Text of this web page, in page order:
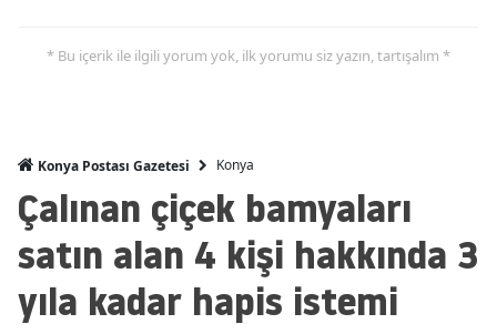
Nevşehir
Niğde
Ordu
* Bu içerik ile ilgili yorum yok, ilk yorumu siz yazın, tartışalım *
Konya Postası Gazetesi Konya
Çalınan çiçek bamyaları
satın alan 4 kişi hakkında 3
yıla kadar hapis istemi